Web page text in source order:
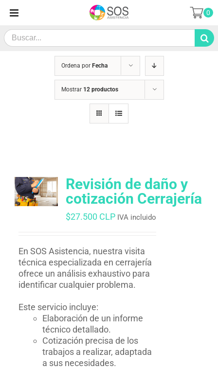
contenido
Search
for:
0
Ordena por Fecha
Mostrar 12 productos
Revisión de daño y
cotización Cerrajería
$27.500 CLP IVA incluido
En SOS Asistencia, nuestra visita
técnica especializada en cerrajería
ofrece un análisis exhaustivo para
identificar cualquier problema.
Este servicio incluye:
Elaboración de un informe
técnico detallado.
Cotización precisa de los
trabajos a realizar, adaptada
a sus necesidades.